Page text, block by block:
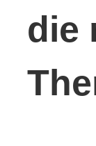
die